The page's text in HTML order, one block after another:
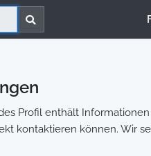
Profil enthält Informationen
kontaktieren können. Wir